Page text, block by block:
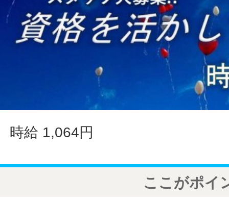
時給 1,064円
ここがポイ